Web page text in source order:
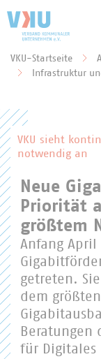
Sie befinden sich
VKU-Startseite
Infrastruktur
VKU sieht
notwendig an
Neue
Priorität
größtem
Anfang
getreten.
dem
Beratungen
für Digitales